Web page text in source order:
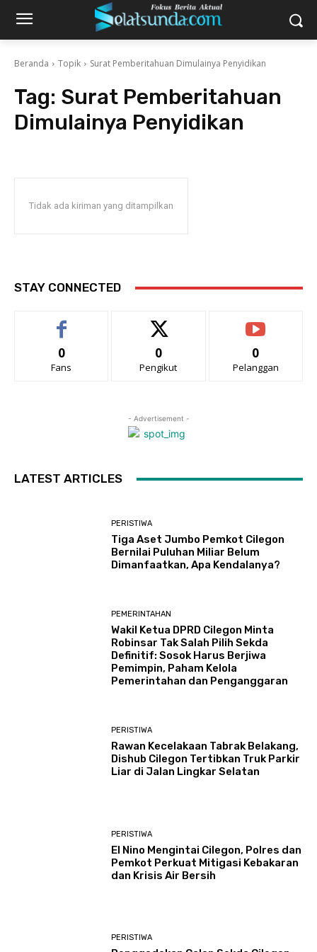
Beranda Topik Surat Pemberitahuan Dimulainya Penyidikan
Tag: Surat Pemberitahuan
Dimulainya Penyidikan
Tidak ada kiriman yang ditampilkan
STAY CONNECTED
0
Fans
0
Pengikut
0
Pelanggan
- Advertisement -
LATEST ARTICLES
PERISTIWA
Tiga Aset Jumbo Pemkot Cilegon
Bernilai Puluhan Miliar Belum
Dimanfaatkan, Apa Kendalanya?
PEMERINTAHAN
Wakil Ketua DPRD Cilegon Minta
Robinsar Tak Salah Pilih Sekda
Definitif: Sosok Harus Berjiwa
Pemimpin, Paham Kelola
Pemerintahan dan Penganggaran
PERISTIWA
Rawan Kecelakaan Tabrak Belakang,
Dishub Cilegon Tertibkan Truk Parkir
Liar di Jalan Lingkar Selatan
PERISTIWA
El Nino Mengintai Cilegon, Polres dan
Pemkot Perkuat Mitigasi Kebakaran
dan Krisis Air Bersih
PERISTIWA